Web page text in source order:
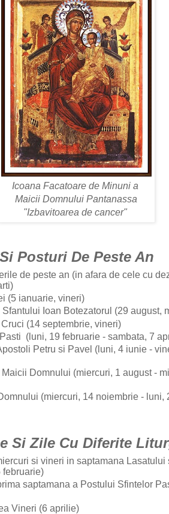
Icoana Facatoare de Minuni a
Maicii Domnului Pantanassa
"Izbavitoarea de cancer"
Posturi De Peste An
de peste an (in afara de cele cu
(5 ianuarie, vineri)
Ioan Botezatorul (29 august,
(14 septembrie, vineri)
(luni, 19 februarie - sambata, 7
Petru si Pavel (luni, 4 iunie -
Domnului (miercuri, 1 august -
(miercuri, 14 noiembrie - luni,
Si Zile Cu Diferite
si vineri in saptamana Lasatului
februarie)
saptamana a Postului Sfintelor
Vineri (6 aprilie)